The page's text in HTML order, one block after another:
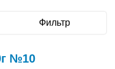
Фильтр
№10